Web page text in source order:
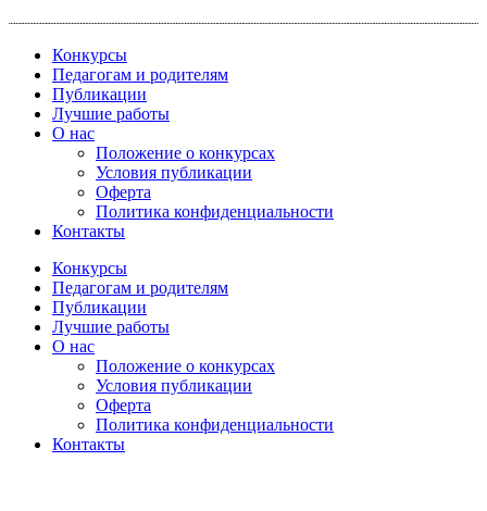
содержимому
Конкурсы
Педагогам и родителям
Публикации
Лучшие работы
О нас
Положение о конкурсах
Условия публикации
Оферта
Политика конфиденциальности
Контакты
Конкурсы
Педагогам и родителям
Публикации
Лучшие работы
О нас
Положение о конкурсах
Условия публикации
Оферта
Политика конфиденциальности
Контакты